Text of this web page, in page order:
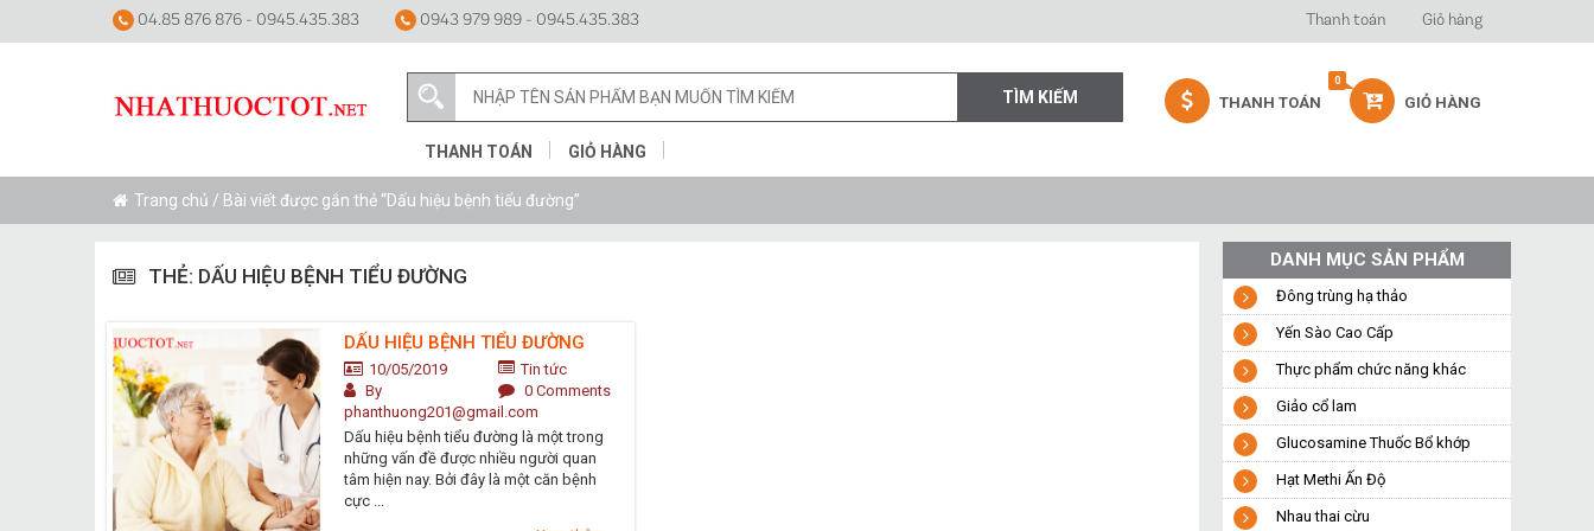
04.85 876 876 - 0945.435.383 0943 979 989 - 0945.435.383 Thanh toán Giỏ hàng
THANH TOÁN GIỎ HÀNG
THANH TOÁN
0
GIỎ HÀNG
Trang chủ / Bài viết được gắn thẻ “Dấu hiệu bệnh tiểu đường”
THẺ: DẤU HIỆU BỆNH TIỂU ĐƯỜNG
DẤU HIỆU BỆNH TIỂU ĐƯỜNG
10/05/2019
Tin tức
By
phanthuong201@gmail.com
0 Comments
Dấu hiệu bệnh tiểu đường là một trong
những vấn đề được nhiều người quan
tâm hiện nay. Bởi đây là một căn bệnh
cực ...
DANH MỤC SẢN PHẨM
Đông trùng hạ thảo
Yến Sào Cao Cấp
Thực phẩm chức năng khác
Giảo cổ lam
Glucosamine Thuốc Bổ khớp
Hạt Methi Ấn Độ
Nhau thai cừu